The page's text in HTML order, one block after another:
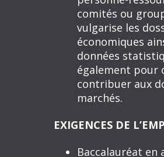
comités ou
vulgarise les
économiques
données
également pour
contribuer aux
marchés.
EXIGENCES DE
Baccalauréat en